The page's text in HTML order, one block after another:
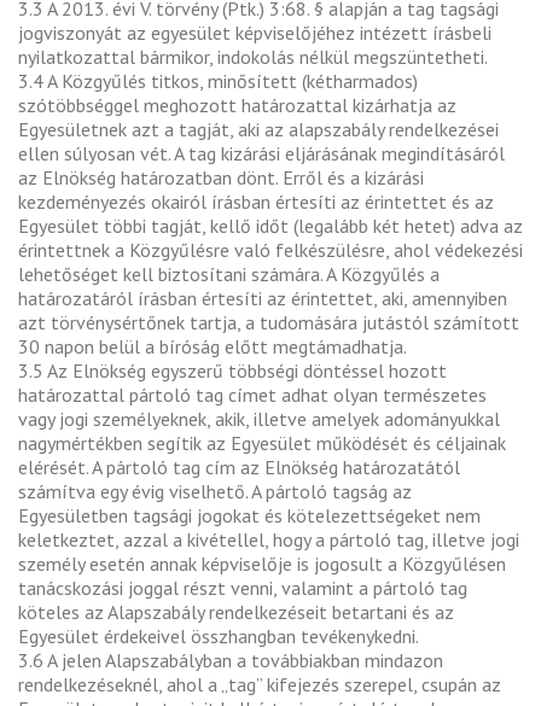
3.3 A 2013. évi V. törvény (Ptk.) 3:68. § alapján a tag tagsági
jogviszonyát az egyesület képviselőjéhez intézett írásbeli
nyilatkozattal bármikor, indokolás nélkül megszüntetheti.
3.4 A Közgyűlés titkos, minősített (kétharmados)
szótöbbséggel meghozott határozattal kizárhatja az
Egyesületnek azt a tagját, aki az alapszabály rendelkezései
ellen súlyosan vét. A tag kizárási eljárásának megindításáról
az Elnökség határozatban dönt. Erről és a kizárási
kezdeményezés okairól írásban értesíti az érintettet és az
Egyesület többi tagját, kellő időt (legalább két hetet) adva az
érintettnek a Közgyűlésre való felkészülésre, ahol védekezési
lehetőséget kell biztosítani számára. A Közgyűlés a
határozatáról írásban értesíti az érintettet, aki, amennyiben
azt törvénysértőnek tartja, a tudomására jutástól számított
30 napon belül a bíróság előtt megtámadhatja.
3.5 Az Elnökség egyszerű többségi döntéssel hozott
határozattal pártoló tag címet adhat olyan természetes
vagy jogi személyeknek, akik, illetve amelyek adományukkal
nagymértékben segítik az Egyesület működését és céljainak
elérését. A pártoló tag cím az Elnökség határozatától
számítva egy évig viselhető. A pártoló tagság az
Egyesületben tagsági jogokat és kötelezettségeket nem
keletkeztet, azzal a kivétellel, hogy a pártoló tag, illetve jogi
személy esetén annak képviselője is jogosult a Közgyűlésen
tanácskozási joggal részt venni, valamint a pártoló tag
köteles az Alapszabály rendelkezéseit betartani és az
Egyesület érdekeivel összhangban tevékenykedni.
3.6 A jelen Alapszabályban a továbbiakban mindazon
rendelkezéseknél, ahol a „tag” kifejezés szerepel, csupán az